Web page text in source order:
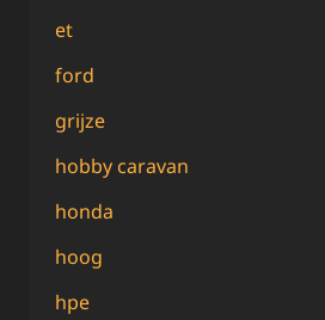
et
ford
grijze
hobby caravan
honda
hoog
hpe